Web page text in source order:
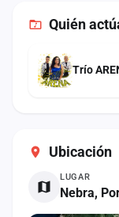
Ubicación
LUGAR
Nebra,
Quién
Trío